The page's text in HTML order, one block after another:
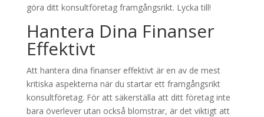
göra ditt konsultföretag framgångsrikt. Lycka till!
Hantera Dina Finanser
Effektivt
Att hantera dina finanser effektivt är en av de mest
kritiska aspekterna när du startar ett framgångsrikt
konsultföretag. För att säkerställa att ditt företag inte
bara överlever utan också blomstrar, är det viktigt att